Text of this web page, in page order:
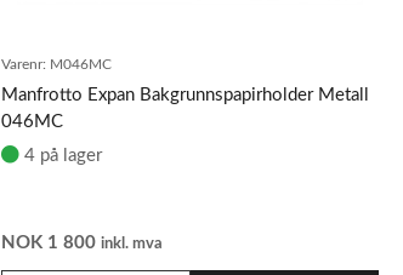
Varenr: M046MC
Manfrotto Expan Bakgrunnspapirholder Metall
046MC
4 på lager
NOK 1 800 inkl. mva